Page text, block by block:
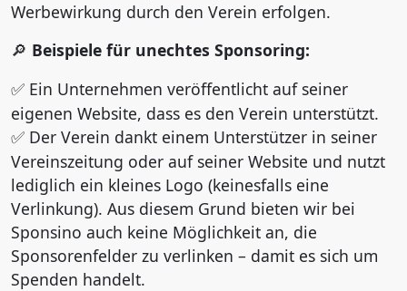
Werbewirkung durch den Verein erfolgen.
🔎 Beispiele für unechtes Sponsoring:
✅ Ein Unternehmen veröffentlicht auf seiner
eigenen Website, dass es den Verein unterstützt.
✅ Der Verein dankt einem Unterstützer in seiner
Vereinszeitung oder auf seiner Website und nutzt
lediglich ein kleines Logo (keinesfalls eine
Verlinkung). Aus diesem Grund bieten wir bei
Sponsino auch keine Möglichkeit an, die
Sponsorenfelder zu verlinken – damit es sich um
Spenden handelt.